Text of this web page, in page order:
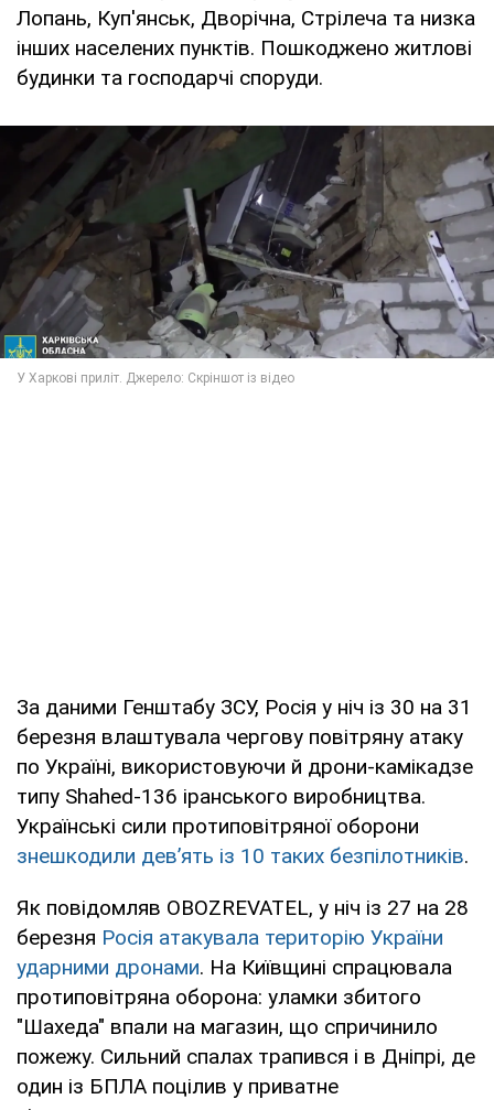
Лопань, Куп'янськ, Дворічна, Стрілеча та низка
інших населених пунктів. Пошкоджено житлові
будинки та господарчі споруди.
За даними Генштабу ЗСУ, Росія у ніч із 30 на 31
березня влаштувала чергову повітряну атаку
по Україні, використовуючи й дрони-камікадзе
типу Shahed-136 іранського виробництва.
Українські сили протиповітряної оборони
знешкодили дев’ять із 10 таких безпілотників.
Як повідомляв OBOZREVATEL, у ніч із 27 на 28
березня Росія атакувала територію України
ударними дронами. На Київщині спрацювала
протиповітряна оборона: уламки збитого
"Шахеда" впали на магазин, що спричинило
пожежу. Сильний спалах трапився і в Дніпрі, де
один із БПЛА поцілив у приватне